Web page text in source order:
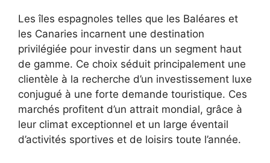
Les îles espagnoles telles que les Baléares et
les Canaries incarnent une destination
privilégiée pour investir dans un segment haut
de gamme. Ce choix séduit principalement une
clientèle à la recherche d’un investissement luxe
conjugué à une forte demande touristique. Ces
marchés profitent d’un attrait mondial, grâce à
leur climat exceptionnel et un large éventail
d’activités sportives et de loisirs toute l’année.